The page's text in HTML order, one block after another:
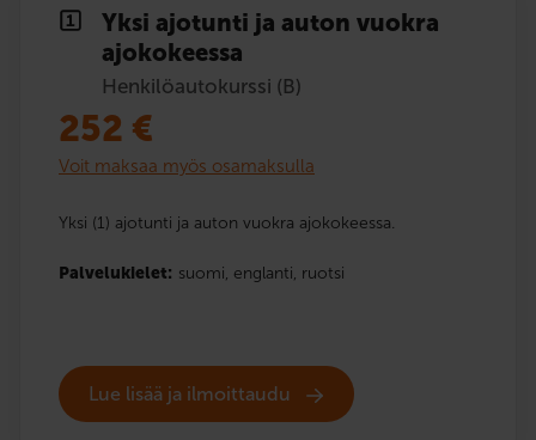
Yksi ajotunti ja auton vuokra
ajokokeessa
Henkilöautokurssi (B)
252 €
Voit maksaa myös osamaksulla
Yksi (1) ajotunti ja auton vuokra ajokokeessa.
Palvelukielet: suomi, englanti, ruotsi
Lue lisää ja ilmoittaudu